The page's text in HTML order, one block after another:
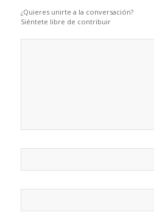
¿Quieres unirte a la conversación?
Siéntete libre de contribuir